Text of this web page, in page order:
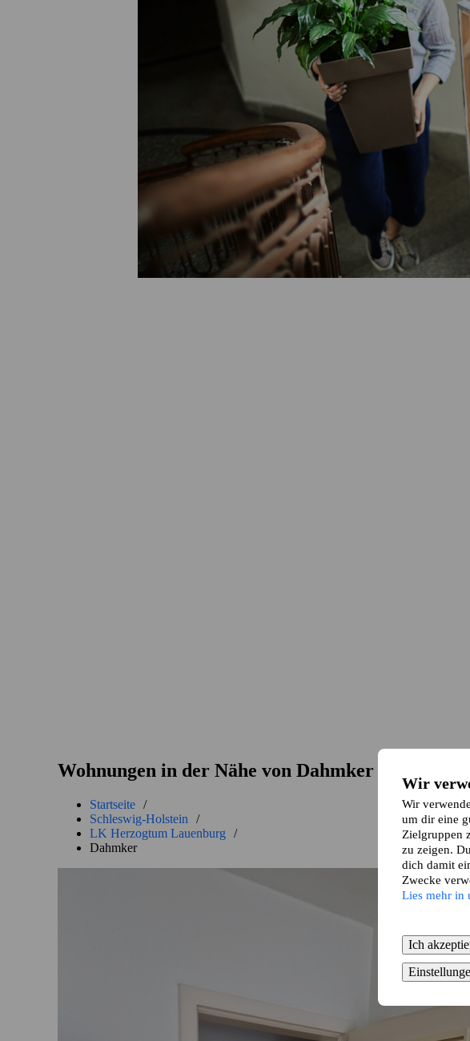
Wir
Wir
um dir eine
Zielgruppen
zu zeigen.
dich damit
Zwecke
Lies mehr in
Ich
Wohnungen in der Nähe von Dahmker
Startseite /
Schleswig-Holstein
/
LK Herzogtum Lauenburg
/
Dahmker